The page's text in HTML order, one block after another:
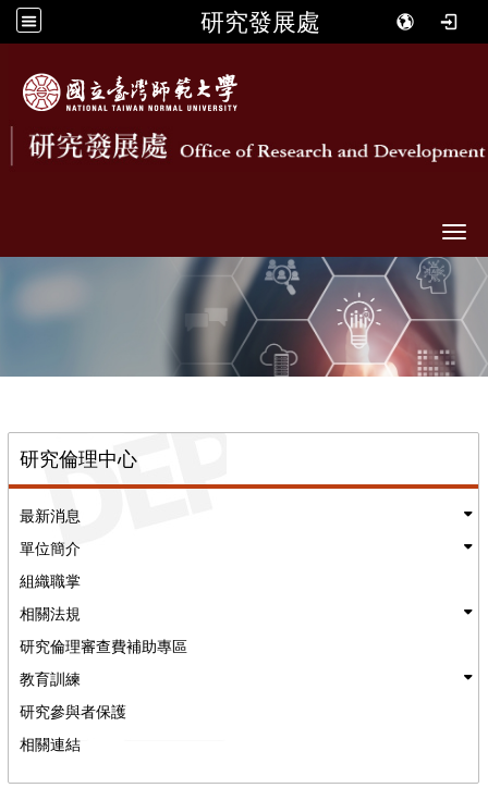
研究發展處
研究倫理中心
最新消息
單位簡介
組織職掌
相關法規
研究倫理審查費補助專區
教育訓練
研究參與者保護
相關連結